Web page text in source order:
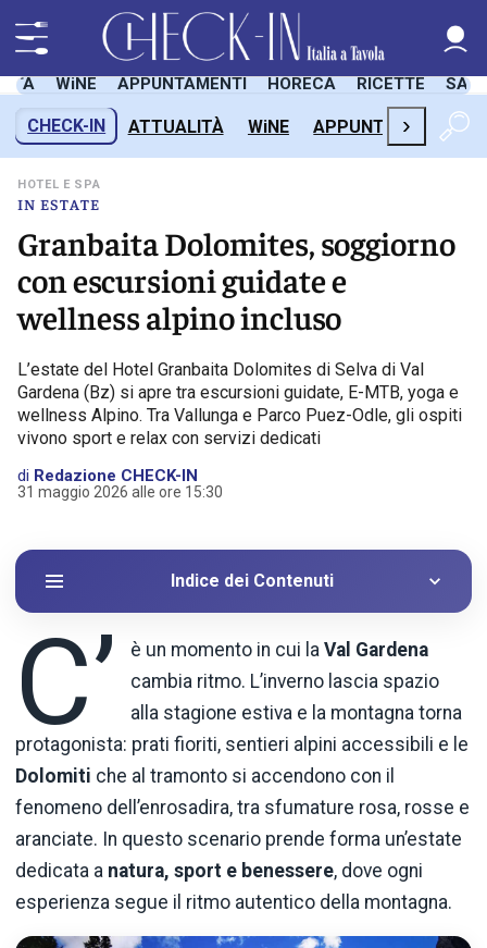
WiNE APPUNTAMENTI HORECA RICETTE
CHECK-IN ATTUALITÀ WiNE APPUNTAMENTI
›
IN ESTATE
HOTEL E SPA
Granbaita Dolomites, soggiorno
con escursioni guidate e
wellness alpino incluso
L’estate del Hotel Granbaita Dolomites di Selva di Val
Gardena (Bz) si apre tra escursioni guidate, E-MTB, yoga e
wellness Alpino. Tra Vallunga e Parco Puez-Odle, gli ospiti
vivono sport e relax con servizi dedicati
di Redazione CHECK-IN
31 maggio 2026 alle ore 15:30
Indice dei Contenuti
C’ è un momento in cui laVal Gardena
cambia ritmo. L’inverno lascia spazio
alla stagione estiva e la montagna torna
protagonista: prati fioriti, sentieri alpini accessibili e le
Dolomiti che al tramonto si accendono con il
fenomeno dell’enrosadira, tra sfumature rosa, rosse e
aranciate. In questo scenario prende forma un’estate
dedicata a natura, sport e benessere, dove ogni
esperienza segue il ritmo autentico della montagna.